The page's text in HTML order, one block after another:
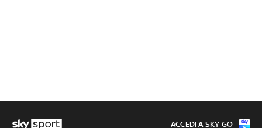
ACCEDI A SKY GO